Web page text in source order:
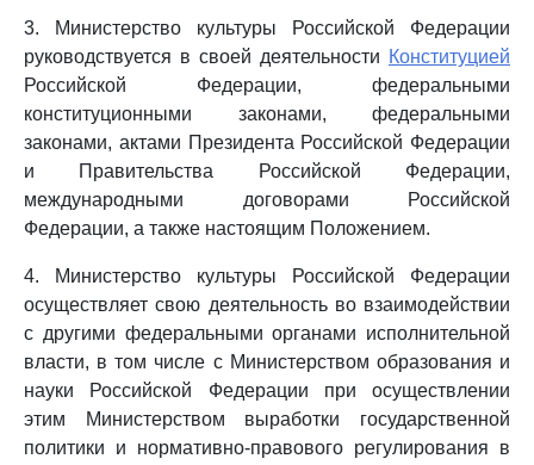
3. Министерство культуры Российской Федерации
руководствуется в своей деятельности Конституцией
Российской Федерации, федеральными
конституционными законами, федеральными
законами, актами Президента Российской Федерации
и Правительства Российской Федерации,
международными договорами Российской
Федерации, а также настоящим Положением.
4. Министерство культуры Российской Федерации
осуществляет свою деятельность во взаимодействии
с другими федеральными органами исполнительной
власти, в том числе с Министерством образования и
науки Российской Федерации при осуществлении
этим Министерством выработки государственной
политики и нормативно-правового регулирования в